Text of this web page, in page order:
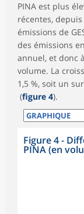
PINA est plus
récentes,
émissions de
des émissions
annuel, et donc
volume. La
1,5 %, soit un
(figure 4).
Figure 4 -
PINA (en